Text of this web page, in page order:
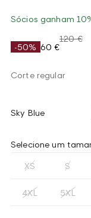
Sócios ganham
-50% 60 €
120 €
Corte regular
Sky Blue
Selecione um
XS S
4XL 5XL